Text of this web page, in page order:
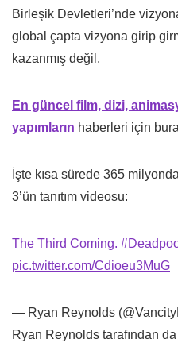
Birleşik Devletleri’nde
global çapta vizyona girip
kazanmış değil.
En güncel film, dizi,
yapımların haberleri için
İşte kısa sürede 365
3’ün tanıtım videosu:
The Third Coming.
pic.twitter.com/Cdioeu3MuG
— Ryan Reynolds
Ryan Reynolds tarafından